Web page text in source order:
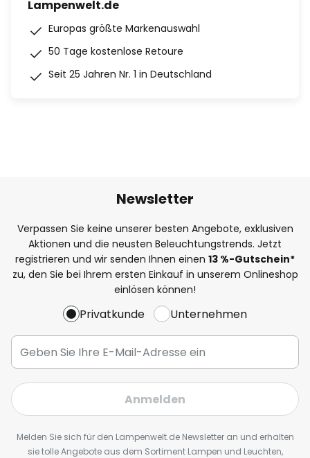
Lampenwelt.de
Europas größte Markenauswahl
50 Tage kostenlose Retoure
Seit 25 Jahren Nr. 1 in Deutschland
Newsletter
Verpassen Sie keine unserer besten Angebote, exklusiven
Aktionen und die neusten Beleuchtungstrends. Jetzt
registrieren und wir senden Ihnen einen 13 %-Gutschein*
zu, den Sie bei Ihrem ersten Einkauf in unserem Onlineshop
einlösen können!
Privatkunde Unternehmen
Anmelden
Melden Sie sich für den Lampenwelt.de Newsletter an und erhalten
sie tolle Angebote aus dem Sortiment Lampen und Leuchten,